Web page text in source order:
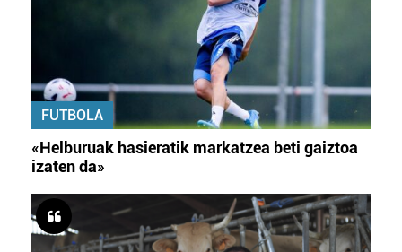
FUTBOLA
«Helburuak hasieratik markatzea beti gaiztoa
izaten da»